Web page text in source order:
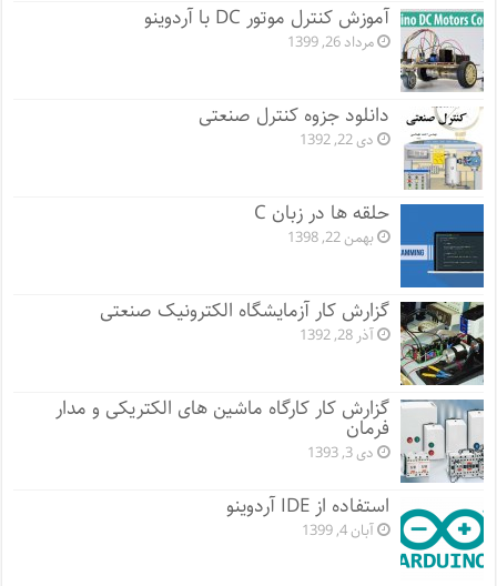
آموزش کنترل موتور DC با آردوینو
مرداد 26, 1399
دانلود جزوه کنترل صنعتی
دی 22, 1392
حلقه ها در زبان C
بهمن 22, 1398
گزارش کار آزمایشگاه الکترونیک صنعتی
آذر 28, 1392
گزارش کار کارگاه ماشین های الکتریکی و مدار
فرمان
دی 3, 1393
استفاده از IDE آردوینو
آبان 4, 1399